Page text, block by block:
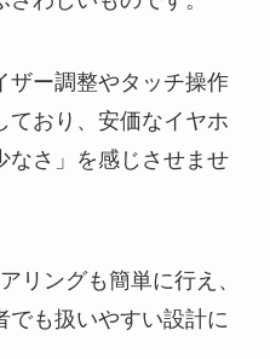
ザー調整やタッチ操作
ており、安価なイヤホ
なさ」を感じさせませ
リングも簡単に行え、
でも扱いやすい設計に